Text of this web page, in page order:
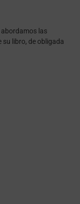
abordamos las
su libro, de obligada